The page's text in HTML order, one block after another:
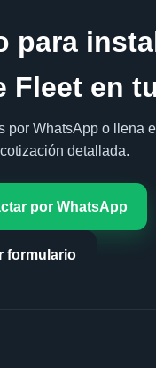
para
Fleet en
por WhatsApp o llena
detallada.
por WhatsApp
formulario